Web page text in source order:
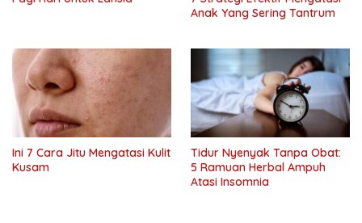
Anak Yang Sering Tantrum
Ini 7 Cara Jitu Mengatasi Kulit
Kusam
Tidur Nyenyak Tanpa Obat:
5 Ramuan Herbal Ampuh
Atasi Insomnia